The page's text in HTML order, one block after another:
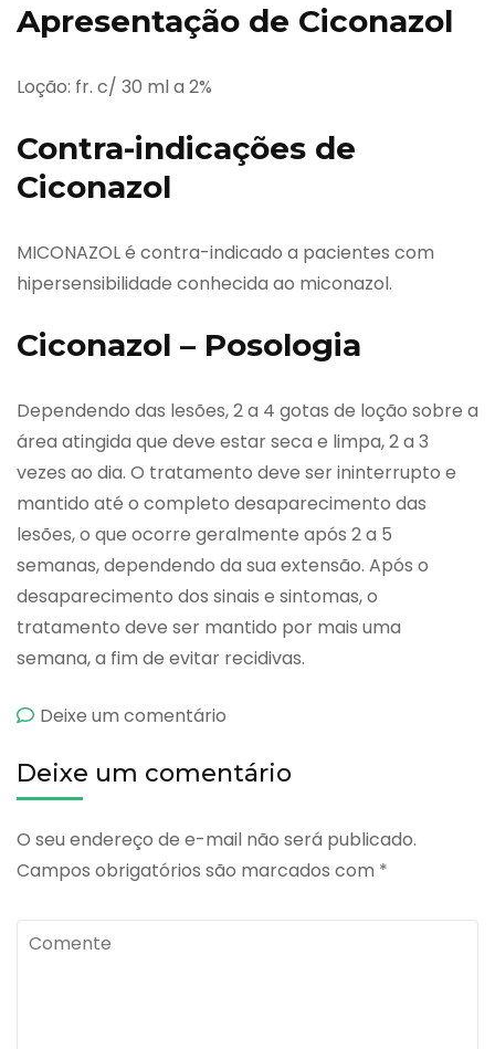
Apresentação de Ciconazol
Loção: fr. c/ 30 ml a 2%
Contra-indicações de
Ciconazol
MICONAZOL é contra-indicado a pacientes com
hipersensibilidade conhecida ao miconazol.
Ciconazol – Posologia
Dependendo das lesões, 2 a 4 gotas de loção sobre a
área atingida que deve estar seca e limpa, 2 a 3
vezes ao dia. O tratamento deve ser ininterrupto e
mantido até o completo desaparecimento das
lesões, o que ocorre geralmente após 2 a 5
semanas, dependendo da sua extensão. Após o
desaparecimento dos sinais e sintomas, o
tratamento deve ser mantido por mais uma
semana, a fim de evitar recidivas.
Deixe um comentário
Deixe um comentário
O seu endereço de e-mail não será publicado.
Campos obrigatórios são marcados com *
Comente